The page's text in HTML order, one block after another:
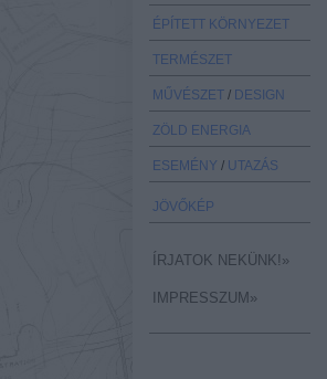
ÉPÍTETT KÖRNYEZET
TERMÉSZET
MŰVÉSZET / DESIGN
ZÖLD ENERGIA
ESEMÉNY / UTAZÁS
JÖVŐKÉP
ÍRJATOK NEKÜNK!»
IMPRESSZUM»